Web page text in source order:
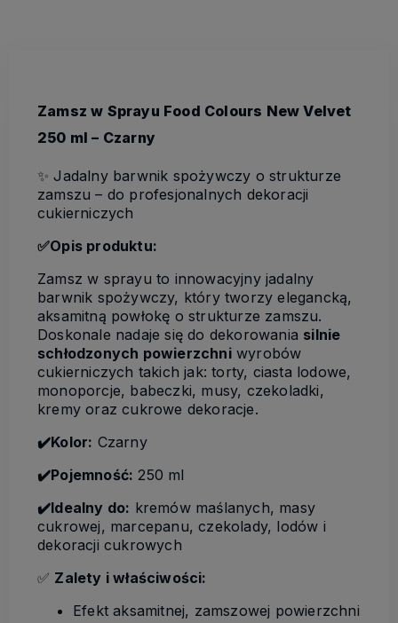
Zamsz w Sprayu Food Colours New Velvet
250 ml – Czarny
✨ Jadalny barwnik spożywczy o strukturze
zamszu – do profesjonalnych dekoracji
cukierniczych
✅Opis produktu:
Zamsz w sprayu to innowacyjny jadalny
barwnik spożywczy, który tworzy elegancką,
aksamitną powłokę o strukturze zamszu.
Doskonale nadaje się do dekorowania silnie
schłodzonych powierzchniwyrobów
cukierniczych takich jak: torty, ciasta lodowe,
monoporcje, babeczki, musy, czekoladki,
kremy oraz cukrowe dekoracje.
✔️Kolor: Czarny
✔️Pojemność: 250 ml
✔️Idealny do: kremów maślanych, masy
cukrowej, marcepanu, czekolady, lodów i
dekoracji cukrowych
✅ Zalety i właściwości:
Efekt aksamitnej, zamszowej powierzchni